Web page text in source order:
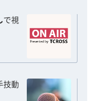
で視
技動